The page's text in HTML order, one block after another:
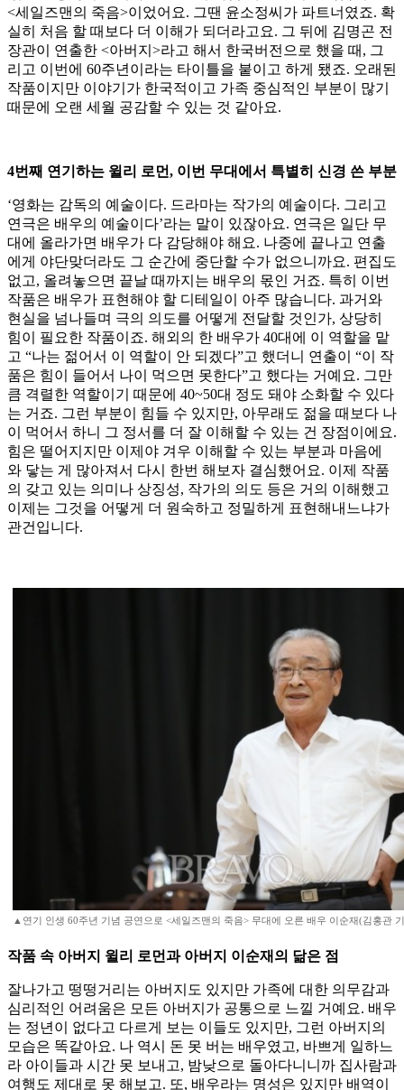
<세일즈맨의 죽음>이었어요. 그땐 윤소정씨가 파트너였죠. 확
실히 처음 할 때보다 더 이해가 되더라고요. 그 뒤에 김명곤 전
장관이 연출한 <아버지>라고 해서 한국버전으로 했을 때, 그
리고 이번에 60주년이라는 타이틀을 붙이고 하게 됐죠. 오래된
작품이지만 이야기가 한국적이고 가족 중심적인 부분이 많기
때문에 오랜 세월 공감할 수 있는 것 같아요.
4번째 연기하는 윌리 로먼, 이번 무대에서 특별히 신경 쓴 부분
‘영화는 감독의 예술이다. 드라마는 작가의 예술이다. 그리고
연극은 배우의 예술이다’라는 말이 있잖아요. 연극은 일단 무
대에 올라가면 배우가 다 감당해야 해요. 나중에 끝나고 연출
에게 야단맞더라도 그 순간에 중단할 수가 없으니까요. 편집도
없고, 올려놓으면 끝날 때까지는 배우의 몫인 거죠. 특히 이번
작품은 배우가 표현해야 할 디테일이 아주 많습니다. 과거와
현실을 넘나들며 극의 의도를 어떻게 전달할 것인가, 상당히
힘이 필요한 작품이죠. 해외의 한 배우가 40대에 이 역할을 맡
고 “나는 젊어서 이 역할이 안 되겠다”고 했더니 연출이 “이 작
품은 힘이 들어서 나이 먹으면 못한다”고 했다는 거예요. 그만
큼 격렬한 역할이기 때문에 40~50대 정도 돼야 소화할 수 있다
는 거죠. 그런 부분이 힘들 수 있지만, 아무래도 젊을 때보다 나
이 먹어서 하니 그 정서를 더 잘 이해할 수 있는 건 장점이에요.
힘은 떨어지지만 이제야 겨우 이해할 수 있는 부분과 마음에
와 닿는 게 많아져서 다시 한번 해보자 결심했어요. 이제 작품
의 갖고 있는 의미나 상징성, 작가의 의도 등은 거의 이해했고
이제는 그것을 어떻게 더 원숙하고 정밀하게 표현해내느냐가
관건입니다.
▲연기 인생 60주년 기념 공연으로 <세일즈맨의 죽음> 무대에 오른 배우 이순재(김홍관
작품 속 아버지 윌리 로먼과 아버지 이순재의 닮은 점
잘나가고 떵떵거리는 아버지도 있지만 가족에 대한 의무감과
심리적인 어려움은 모든 아버지가 공통으로 느낄 거예요. 배우
는 정년이 없다고 다르게 보는 이들도 있지만, 그런 아버지의
모습은 똑같아요. 나 역시 돈 못 버는 배우였고, 바쁘게 일하느
라 아이들과 시간 못 보내고, 밤낮으로 돌아다니니까 집사람과
여행도 제대로 못 해보고. 또, 배우라는 명성은 있지만 배역이